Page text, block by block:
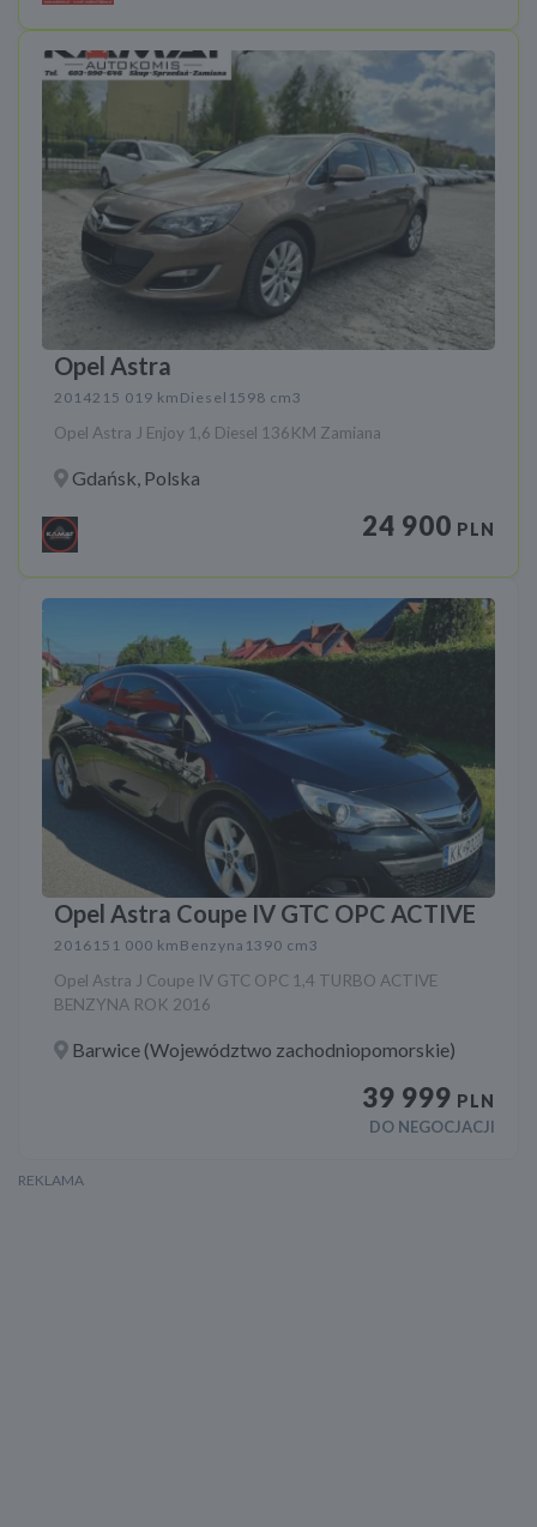
Opel Astra
2014215 019 km Diesel 1598 cm3
Opel Astra J Enjoy 1,6 Diesel 136KM Zamiana
Gdańsk, Polska
24 900 PLN
Opel Astra Coupe IV GTC OPC ACTIVE
2016 151 000 km Benzyna 1390 cm3
Opel Astra J Coupe IV GTC OPC 1,4 TURBO ACTIVE
BENZYNA ROK 2016
Barwice (Województwo zachodniopomorskie)
39 999 PLN
DO NEGOCJACJI